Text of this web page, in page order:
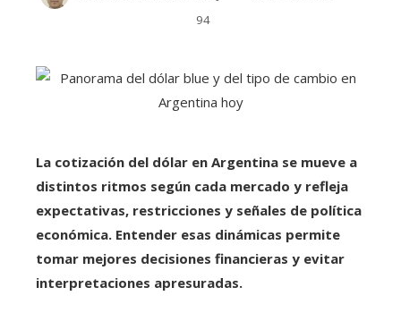
94
La cotización del dólar en Argentina se mueve a
distintos ritmos según cada mercado y refleja
expectativas, restricciones y señales de política
económica. Entender esas dinámicas permite
tomar mejores decisiones financieras y evitar
interpretaciones apresuradas.